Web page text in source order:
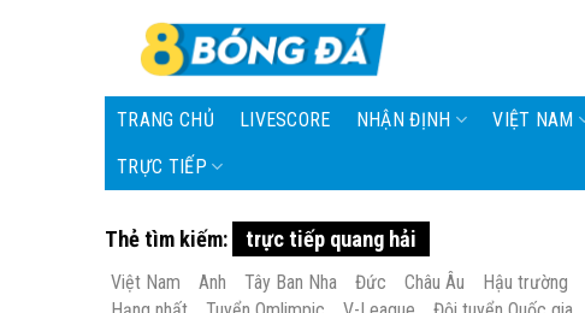
content
TRANG CHỦ
LIVESCORE NHẬN ĐỊNH VIỆT NAM
TRỰC TIẾP
Thẻ tìm kiếm: trực tiếp quang hải
Việt Nam Anh Tây Ban Nha Đức Châu Âu Hậu trường